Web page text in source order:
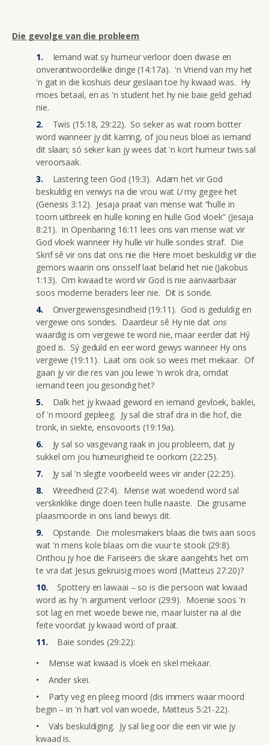
Die gevolge van die probleem
Iemand wat sy humeur verloor doen dwase en
onverantwoordelike dinge (14:17a). 'n Vriend van my het
'n gat in die koshuis deur geslaan toe hy kwaad was. Hy
moes betaal, en as 'n student het hy nie baie geld gehad
nie.
Twis (15:18, 29:22). So seker as wat room botter
word wanneer jy dit karring, of jou neus bloei as iemand
dit slaan; só seker kan jy wees dat 'n kort humeur twis sal
veroorsaak.
Lastering teen God (19:3). Adam het vir God
beskuldig en verwys na die vrou wat Umy gegee het
(Genesis 3:12). Jesaja praat van mense wat “hulle in
toorn uitbreek en hulle koning en hulle God vloek” (Jesaja
8:21). In Openbaring 16:11 lees ons van mense wat vir
God vloek wanneer Hy hulle vir hulle sondes straf. Die
Skrif sê vir ons dat ons nie die Here moet beskuldig vir die
gemors waarin ons onsself laat beland het nie (Jakobus
1:13). Om kwaad te word vir God is nie aanvaarbaar
soos moderne beraders leer nie. Dit is sonde.
Onvergewensgesindheid (19:11). God is geduldig en
vergewe ons sondes. Daardeur sê Hy nie dat ons
waardig is om vergewe te word nie, maar eerder dat Hý
goed is. Sý geduld en eer word gewys wanneer Hy ons
vergewe (19:11). Laat ons ook so wees met mekaar. Of
gaan jy vir die res van jou lewe 'n wrok dra, omdat
iemand teen jou gesondig het?
Dalk het jy kwaad geword en iemand gevloek, baklei,
of 'n moord gepleeg. Jy sal die straf dra in die hof, die
tronk, in siekte, ensovoorts (19:19a).
Jy sal so vasgevang raak in jou probleem, dat jy
sukkel om jou humeurigheid te oorkom (22:25).
Jy sal 'n slegte voorbeeld wees vir ander (22:25).
Wreedheid (27:4). Mense wat woedend word sal
verskriklike dinge doen teen hulle naaste. Die grusame
plaasmoorde in ons land bewys dit.
Opstande. Die molesmakers blaas die twis aan soos
wat 'n mens kole blaas om die vuur te stook (29:8).
Onthou jy hoe die Fariseërs die skare aangehits het om
te vra dat Jesus gekruisig moes word (Matteus 27:20)?
Spottery en lawaai – so is die persoon wat kwaad
word as hy 'n argument verloor (29:9). Moenie soos 'n
sot lag en met woede bewe nie, maar luister na al die
feite voordat jy kwaad word of praat.
Baie sondes (29:22):
Mense wat kwaad is vloek en skel mekaar.
Ander skei.
Party veg en pleeg moord (dis immers waar moord
begin – in 'n hart vol van woede, Matteus 5:21-22).
Vals beskuldiging. Jy sal lieg oor die een vir wie jy
kwaad is.